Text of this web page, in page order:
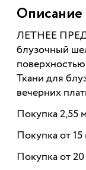
Описание
ЛЕТНЕЕ
блузочный
Ткани для
вечерних
Покупка 2,55
Покупка от
Покупка от